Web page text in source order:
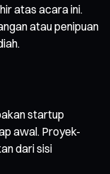
atas acara ini.
atau penipuan
startup
awal. Proyek-
dari sisi